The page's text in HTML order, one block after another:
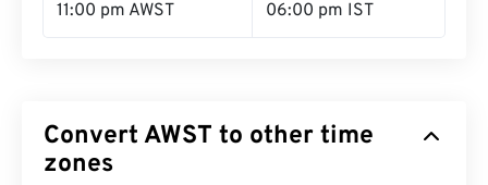
11:00 pm AWST 06:00 pm IST
Convert AWST to other time
zones